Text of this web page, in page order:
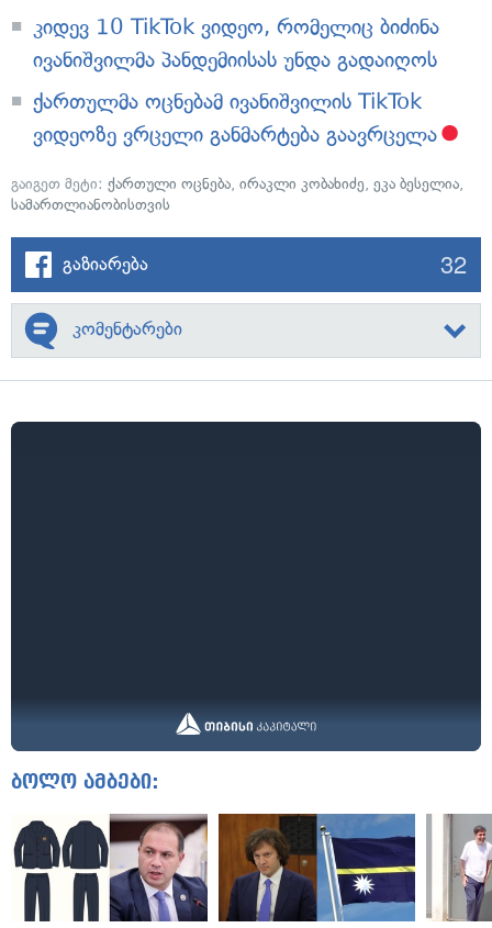
კიდევ 10 TikTok ვიდეო, რომელიც ბიძინა
ივანიშვილმა პანდემიისას უნდა გადაიღოს
ქართულმა ოცნებამ ივანიშვილის TikTok
ვიდეოზე ვრცელი განმარტება გაავრცელა
გაიგეთ მეტი: ქართული ოცნება, ირაკლი კობახიძე, ეკა ბესელია,
სამართლიანობისთვის
გაზიარება 32
კომენტარები
ბოლო ამბები: